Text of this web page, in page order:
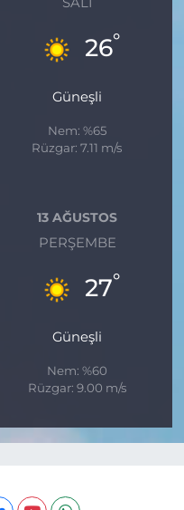
26°
Güneşli
Nem: %65
Rüzgar: 7.11 m/s
13 AĞUSTOS
PERŞEMBE
27°
Güneşli
Nem: %60
Rüzgar: 9.00 m/s